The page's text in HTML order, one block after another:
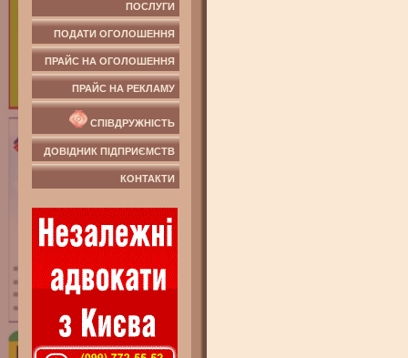
ПОСЛУГИ
ПОДАТИ ОГОЛОШЕННЯ
ПРАЙС НА ОГОЛОШЕННЯ
ПРАЙС НА РЕКЛАМУ
СПІВДРУЖНІСТЬ
ДОВІДНИК ПІДПРИЄМСТВ
КОНТАКТИ